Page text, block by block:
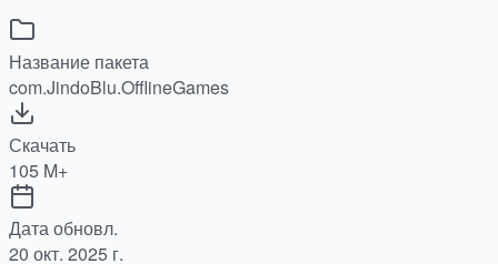
Название пакета
com.JindoBlu.OfflineGames
Скачать
105 M+
Дата обновл.
20 окт. 2025 г.